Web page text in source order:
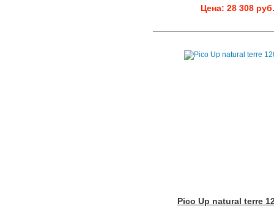
Цена: 28 308 руб.
Pico Up natural terre